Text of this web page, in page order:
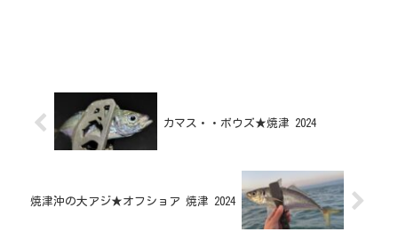
カマス・・ボウズ★焼津 2024
焼津沖の大アジ★オフショア 焼津 2024